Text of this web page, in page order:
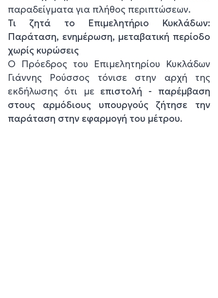
παραδείγματα για πλήθος περιπτώσεων.
Τι ζητά το Επιμελητήριο Κυκλάδων:
Παράταση, ενημέρωση, μεταβατική περίοδο
χωρίς κυρώσεις
Ο Πρόεδρος του Επιμελητηρίου Κυκλάδων
Γιάννης Ρούσσος τόνισε στην αρχή της
εκδήλωσης ότι με επιστολή - παρέμβαση
στους αρμόδιους υπουργούς ζήτησε την
παράταση στην εφαρμογή του μέτρου.